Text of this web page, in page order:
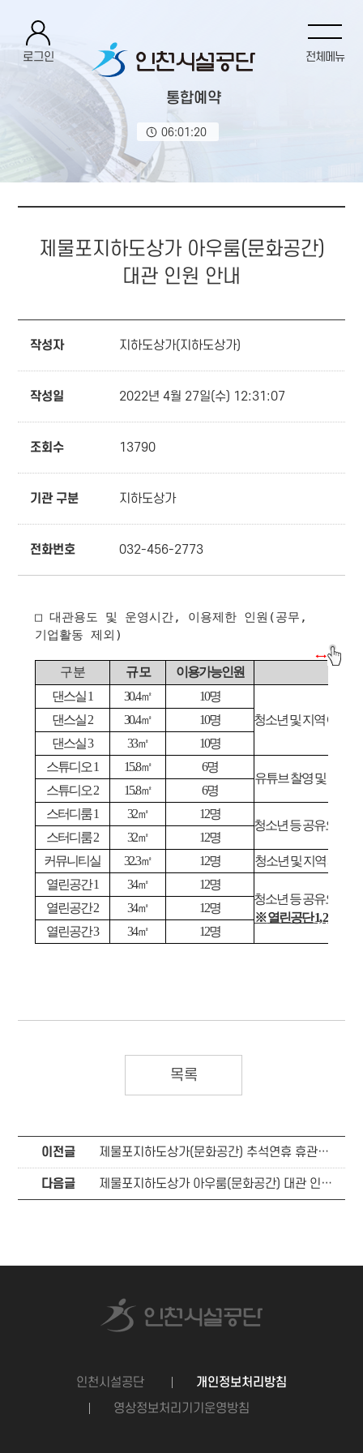
통합예약
06:01:21
전체메뉴
로그인
제물포지하도상가 아우룸(문화공간)
대관 인원 안내
작성자 지하도상가(지하도상가)
작성일 2022년 4월 27일(수) 12:31:07
조회수 13790
기관 구분 지하도상가
전화번호 032-456-2773
□ 대관용도 및 운영시간, 이용제한 인원(공무,
기업활동 제외)
구 분 규 모
이용가능인원
댄스실1 30.4㎡ 10명
청소년 및 지역 예술
댄스실2 30.4㎡ 10명
댄스실3 33㎡ 10명
스튜디오1 15.8㎡ 6명
유튜브 찰영 및 입점
스튜디오2 15.8㎡ 6명
스터디룸1 32㎡ 12명
청소년 등 공유오피스
스터디룸2 32㎡ 12명
커뮤니티실
32.3㎡ 12명
청소년 및 지역 시민
열린공간1 34㎡ 12명
청소년 등 공유오피스
※열린공단1, 2, 3
열린공간2 34㎡ 12명
열린공간3 34㎡ 12명
목록
이전글 제물포지하도상가(문화공간) 추석연휴 휴관안내
다음글 제물포지하도상가 아우룸(문화공간) 대관 인원 조정
인천시설공단
개인정보처리방침
영상정보처리기기운영방침